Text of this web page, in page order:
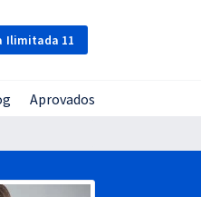
Ilimitada 11
Aprovados